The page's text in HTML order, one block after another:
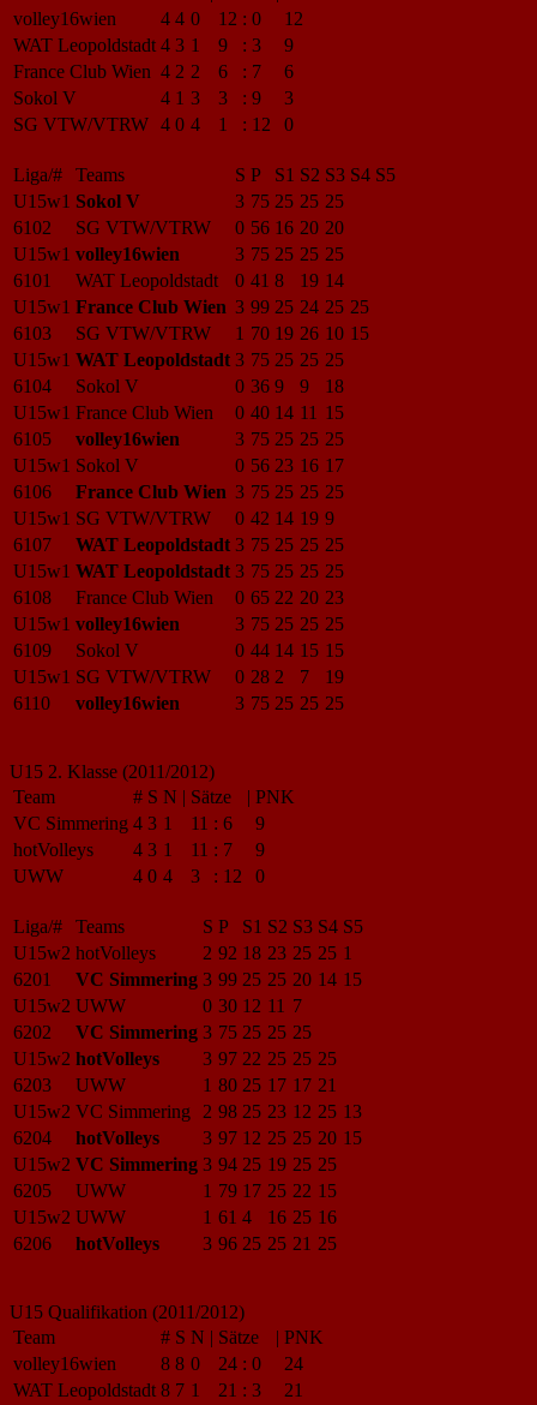
volley16wien
4 4 0 12 : 0
12
WAT Leopoldstadt 4 3 1 9 : 3
9
France Club Wien 4 2 2 6 : 7
6
Sokol V
4 1 3 3 : 9
3
SG VTW/VTRW 4 0 4 1 : 12 0
Liga/# Teams S P S1 S2 S3 S4 S5
U15w1 Sokol V 3 75 25 25 25
6102
SG VTW/VTRW 0 56 16 20 20
U15w1 volley16wien 3 75 25 25 25
6101
WAT Leopoldstadt 0 41 8 19 14
U15w1 France Club Wien 3 99 25 24 25 25
6103
SG VTW/VTRW 1 70 19 26 10 15
U15w1 WAT Leopoldstadt 3 75 25 25 25
6104
Sokol V 0 36 9 9
18
U15w1 France Club Wien 0 40 14 11 15
6105
volley16wien 3 75 25 25 25
U15w1 Sokol V 0 56 23 16 17
6106
France Club Wien 3 75 25 25 25
U15w1 SG VTW/VTRW 0 42 14 19 9
6107
WAT Leopoldstadt 3 75 25 25 25
U15w1 WAT Leopoldstadt 3 75 25 25 25
6108
France Club Wien 0 65 22 20 23
U15w1 volley16wien 3 75 25 25 25
6109
Sokol V 0 44 14 15 15
U15w1 SG VTW/VTRW 0 28 2 7
19
6110
volley16wien 3 75 25 25 25
U15 2. Klasse (2011/2012)
Team
# S N | Sätze | PNK
VC Simmering 4 3 1 11 : 6
9
hotVolleys
4 3 1 11 : 7
9
UWW
4 0 4 3 : 12 0
Liga/# Teams S P S1 S2 S3 S4 S5
U15w2 hotVolleys 2 92 18 23 25 25 1
6201
VC Simmering 3 99 25 25 20 14 15
U15w2 UWW 0 30 12 11 7
6202
VC Simmering 3 75 25 25 25
U15w2 hotVolleys 3 97 22 25 25 25
6203
UWW 1 80 25 17 17 21
U15w2 VC Simmering 2 98 25 23 12 25 13
6204
hotVolleys 3 97 12 25 25 20 15
U15w2 VC Simmering 3 94 25 19 25 25
6205
UWW 1 79 17 25 22 15
U15w2 UWW 1 61 4 16 25 16
6206
hotVolleys 3 96 25 25 21 25
U15 Qualifikation (2011/2012)
Team
# S N | Sätze | PNK
volley16wien
8 8 0 24 : 0
24
WAT Leopoldstadt 8 7 1 21 : 3
21